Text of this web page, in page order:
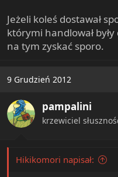
Jeżeli koleś dostawał
którymi handlował
na tym zyskać sporo.
9 Grudzień 2012
pampalini
krzewiciel
Hikikomori napisał: